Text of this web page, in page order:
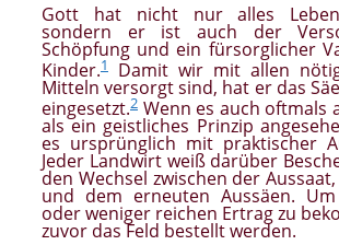
Gott hat nicht nur alles Leben
sondern er ist auch der
Schöpfung und ein fürsorglicher
Kinder.1 Damit wir mit allen
Mitteln versorgt sind, hat er das
eingesetzt.2 Wenn es auch oftmals
als ein geistliches Prinzip
es ursprünglich mit praktischer
Jeder Landwirt weiß darüber
den Wechsel zwischen der
und dem erneuten Aussäen.
oder weniger reichen Ertrag zu
zuvor das Feld bestellt werden.